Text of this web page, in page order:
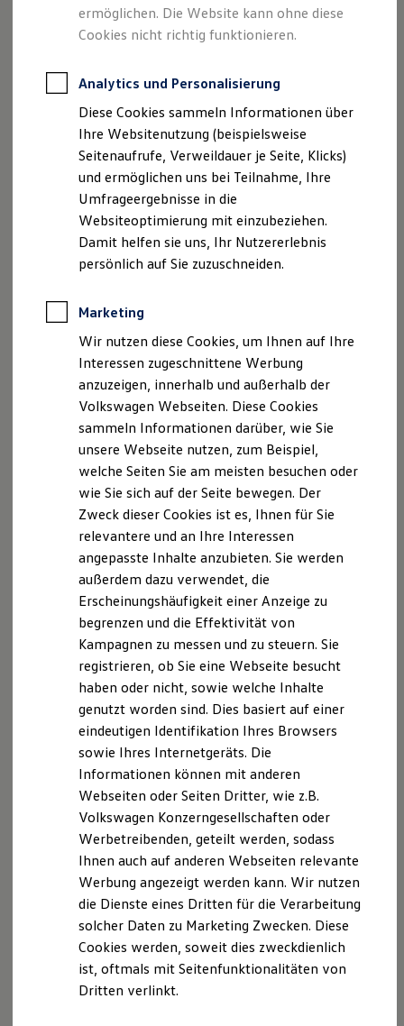
Restschuldversicherungen
Garantien
Professional Class bei Volkswagen
Behörden
Direktkunden
Sonderfahrzeuge
Anpfiff zum Gewinn
Elektromobilität
Elektroautos
ID. Tutorials
Elektrofahrzeugkonzepte
ID. EVERY1
Reichweite
Rekuperation
Laden unterwegs
Laden Zuhause
Ladestationen finden
Ladezeitensimulator
Batterie
Sicherheit
Nachhaltigkeit
Technologie
Kosten und Kauf
Kaufoptionen
E-Auto-Förderung
Software und Konnektivität
Die ID. Software 6
ID. Software Versionen und Updates
Digitale Extras
Schnittstellen zu Ihrem ID.
Hybridautos
Marke und Erlebnis
Volkswagen R und R Experience
R-Modelle
R Experience
Driving Experience
Volkswagen entdecken
Werkbesichtigung
Lifestyle Shop
T-Roc Kollektion
Golf Kollektion
ID. Kollektion
Volkswagen Kollektion
R-Kollektion
GTI Kollektion
Fußball Drop
we drive football
#wedriveproud
Besitzer und Service
Software Updates
Service und Ersatzteile
Autohaus Karmann GmbH
Nelkenweg 15
86641 Rain
Kontakt:
E-Mail:info@autohaus-karmann.de
Telefon: 09090/95 99 90
Geschäftsführer:
Reiner Karmann
Anton Karmann
Umsatzsteuernummer:
Umsatzsteuer-Identifikationsnummer gemäß §27 a
Umsatzsteuergesetz:DE 127 830 498
Wir sind nicht bereit oder verpflichtet, an
Streitbeilegungsverfahren vor einer
Verbraucherschlichtungsstelle teilzunehmen.
Haftung für Inhalte
Als Diensteanbieter sind wir gemäß § 7 Abs.1 TMG
für eigene Inhalte auf diesen Seiten nach den
allgemeinen Gesetzen verantwortlich. Nach §§ 8 bis
10 TMG sind wir als Diensteanbieter jedoch nicht
verpflichtet, übermittelte oder gespeicherte fremde
Informationen zu überwachen oder nach Umständen
zu forschen, die auf eine rechtswidrige Tätigkeit
hinweisen.
Verpflichtungen zur Entfernung oder Sperrung der
Nutzung von Informationen nach den allgemeinen
Gesetzen bleiben hiervon unberührt. Eine
diesbezügliche Haftung ist jedoch erst ab dem
Zeitpunkt der Kenntnis einer konkreten
Rechtsverletzung möglich. Bei Bekanntwerden von
entsprechenden Rechtsverletzungen werden wir
diese Inhalte umgehend entfernen.
Haftung für Links
ermöglichen. Die Website kann ohne diese
Cookies nicht richtig funktionieren.
Analytics und Personalisierung
Diese Cookies sammeln Informationen über
Ihre Websitenutzung (beispielsweise
Seitenaufrufe, Verweildauer je Seite, Klicks)
und ermöglichen uns bei Teilnahme, Ihre
Umfrageergebnisse in die
Websiteoptimierung mit einzubeziehen.
Damit helfen sie uns, Ihr Nutzererlebnis
persönlich auf Sie zuzuschneiden.
Marketing
Wir nutzen diese Cookies, um Ihnen auf Ihre
Interessen zugeschnittene Werbung
anzuzeigen, innerhalb und außerhalb der
Volkswagen Webseiten. Diese Cookies
sammeln Informationen darüber, wie Sie
unsere Webseite nutzen, zum Beispiel,
welche Seiten Sie am meisten besuchen oder
wie Sie sich auf der Seite bewegen. Der
Zweck dieser Cookies ist es, Ihnen für Sie
relevantere und an Ihre Interessen
angepasste Inhalte anzubieten. Sie werden
außerdem dazu verwendet, die
Erscheinungshäufigkeit einer Anzeige zu
begrenzen und die Effektivität von
Kampagnen zu messen und zu steuern. Sie
registrieren, ob Sie eine Webseite besucht
haben oder nicht, sowie welche Inhalte
genutzt worden sind. Dies basiert auf einer
eindeutigen Identifikation Ihres Browsers
sowie Ihres Internetgeräts. Die
Informationen können mit anderen
Webseiten oder Seiten Dritter, wie z.B.
Volkswagen Konzerngesellschaften oder
Werbetreibenden, geteilt werden, sodass
Ihnen auch auf anderen Webseiten relevante
Werbung angezeigt werden kann. Wir nutzen
die Dienste eines Dritten für die Verarbeitung
solcher Daten zu Marketing Zwecken. Diese
Cookies werden, soweit dies zweckdienlich
ist, oftmals mit Seitenfunktionalitäten von
Dritten verlinkt.